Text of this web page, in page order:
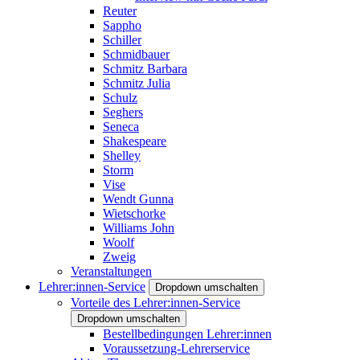
Reuter
Sappho
Schiller
Schmidbauer
Schmitz Barbara
Schmitz Julia
Schulz
Seghers
Seneca
Shakespeare
Shelley
Storm
Vise
Wendt Gunna
Wietschorke
Williams John
Woolf
Zweig
Veranstaltungen
Lehrer:innen-Service
Dropdown umschalten
Vorteile des Lehrer:innen-Service
Dropdown umschalten
Bestellbedingungen Lehrer:innen
Voraussetzung-Lehrerservice